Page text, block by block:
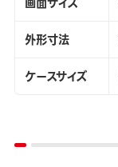
外形寸法
ケースサイズ